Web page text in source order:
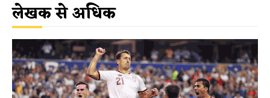
लेखक से अधिक